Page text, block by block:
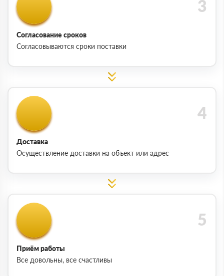
Согласование сроков
Согласовываются сроки поставки
Доставка
Осуществление доставки на объект или адрес
Приём работы
Все довольны, все счастливы